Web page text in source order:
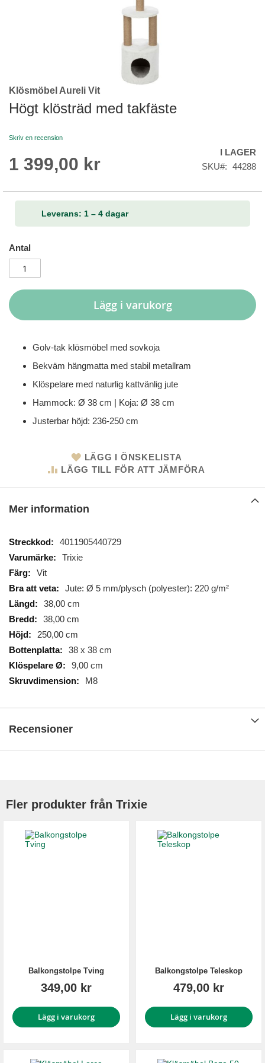
Skip
to
the
of
images
Klösmöbel Aureli Vit
Högt klösträd med takfäste
Skriv en recension
1 399,00 kr
I LAGER
SKU
44288
Leverans: 1 – 4 dagar
Antal
Lägg i varukorg
Golv-tak klösmöbel med sovkoja
Bekväm hängmatta med stabil metallram
Klöspelare med naturlig kattvänlig jute
Hammock: Ø 38 cm | Koja: Ø 38 cm
Justerbar höjd: 236-250 cm
LÄGG I ÖNSKELISTA
LÄGG TILL FÖR ATT JÄMFÖRA
Mer information
Mer
information
4011905440729
Trixie
Vit
Jute: Ø 5 mm/plysch (polyester): 220 g/m²
38,00 cm
38,00 cm
250,00 cm
38 x 38 cm
9,00 cm
M8
Recensioner
Fler produkter från Trixie
Balkongstolpe Tving
349,00 kr
Lägg i varukorg
Balkongstolpe Teleskop
479,00 kr
Lägg i varukorg